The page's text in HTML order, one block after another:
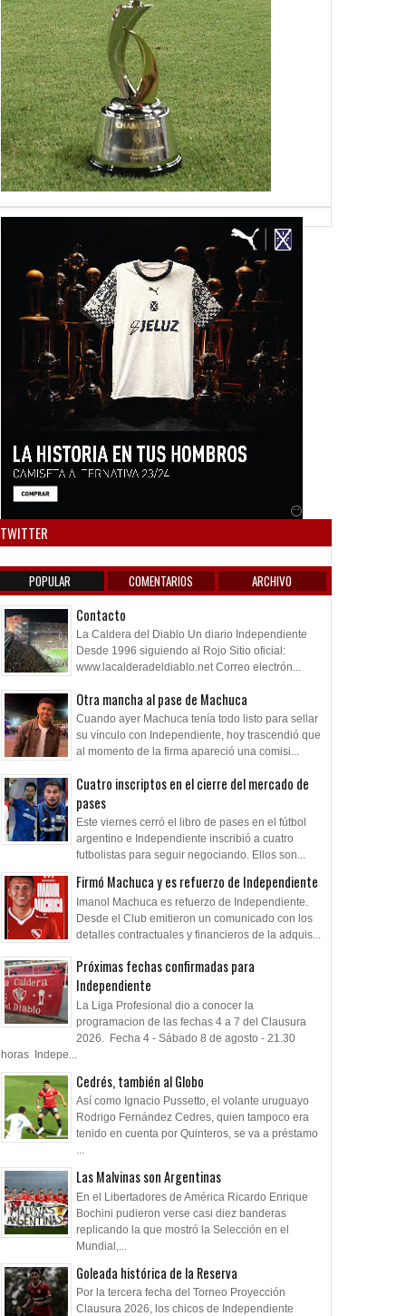
TWITTER
POPULAR COMENTARIOS ARCHIVO
Contacto
La Caldera del Diablo Un diario Independiente
Desde 1996 siguiendo al Rojo Sitio oficial:
www.lacalderadeldiablo.net Correo electrón...
Otra mancha al pase de Machuca
Cuando ayer Machuca tenía todo listo para sellar
su vínculo con Independiente, hoy trascendió que
al momento de la firma apareció una comisi...
Cuatro inscriptos en el cierre del mercado de
pases
Este viernes cerró el libro de pases en el fútbol
argentino e Independiente inscribió a cuatro
futbolistas para seguir negociando. Ellos son...
Firmó Machuca y es refuerzo de Independiente
Imanol Machuca es refuerzo de Independiente.
Desde el Club emitieron un comunicado con los
detalles contractuales y financieros de la adquis...
Próximas fechas confirmadas para
Independiente
La Liga Profesional dio a conocer la
programacion de las fechas 4 a 7 del Clausura
2026. Fecha 4 - Sábado 8 de agosto - 21.30
horas Indepe...
Cedrés, también al Globo
Así como Ignacio Pussetto, el volante uruguayo
Rodrigo Fernández Cedres, quien tampoco era
tenido en cuenta por Quinteros, se va a préstamo
...
Las Malvinas son Argentinas
En el Libertadores de América Ricardo Enrique
Bochini pudieron verse casi diez banderas
replicando la que mostró la Selección en el
Mundial,...
Goleada histórica de la Reserva
Por la tercera fecha del Torneo Proyección
Clausura 2026, los chicos de Independiente